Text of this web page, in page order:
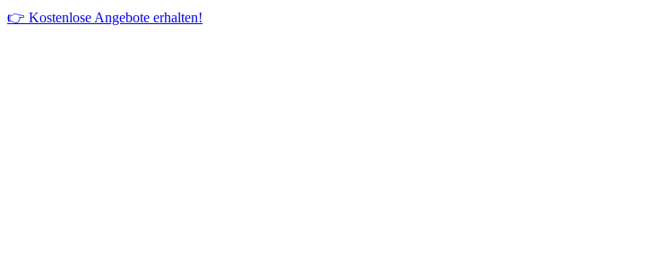
👉 Kostenlose Angebote erhalten!